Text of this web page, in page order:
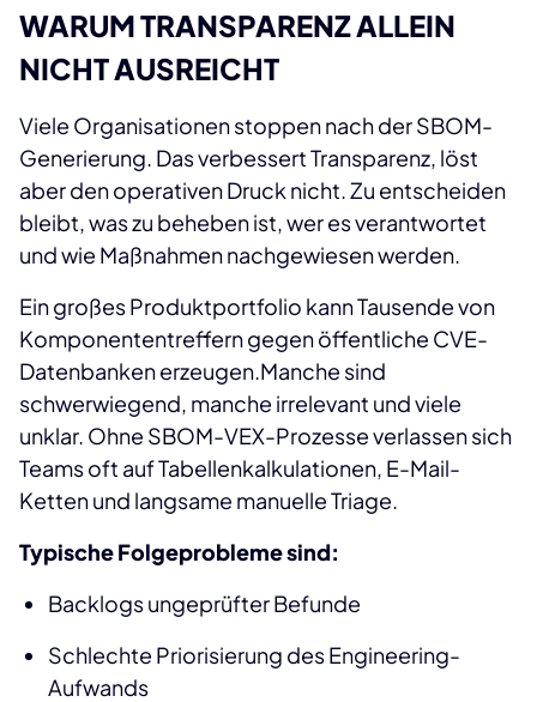
WARUM TRANSPARENZ ALLEIN
NICHT AUSREICHT
Viele Organisationen stoppen nach der SBOM-
Generierung. Das verbessert Transparenz, löst
aber den operativen Druck nicht. Zu entscheiden
bleibt, was zu beheben ist, wer es verantwortet
und wie Maßnahmen nachgewiesen werden.
Ein großes Produktportfolio kann Tausende von
Komponententreffern gegen öffentliche CVE-
Datenbanken erzeugen.Manche sind
schwerwiegend, manche irrelevant und viele
unklar. Ohne SBOM-VEX-Prozesse verlassen sich
Teams oft auf Tabellenkalkulationen, E-Mail-
Ketten und langsame manuelle Triage.
Typische Folgeprobleme sind:
Backlogs ungeprüfter Befunde
Schlechte Priorisierung des Engineering-
Aufwands